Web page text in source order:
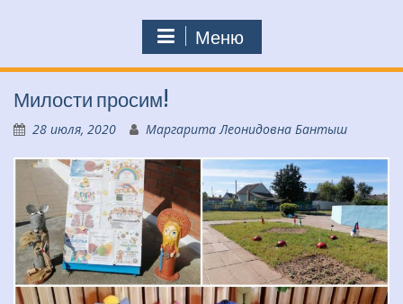
Меню
Милости просим!
28 июля, 2020 Маргарита Леонидовна Бантыш